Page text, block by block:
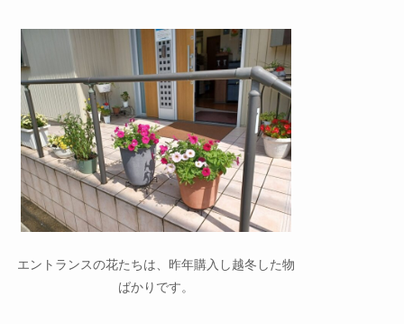
エントランスの花たちは、昨年購入し越冬した物
ばかりです。